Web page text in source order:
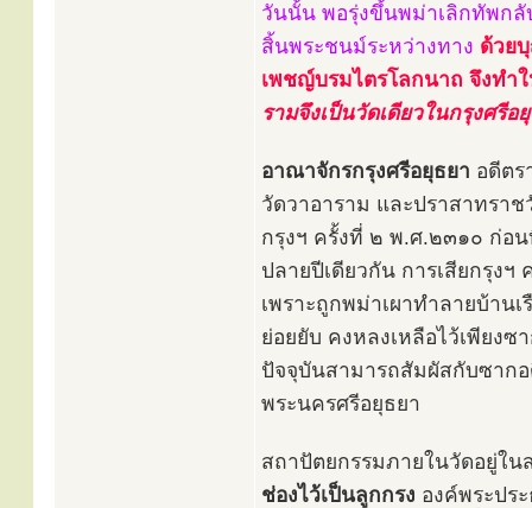
วันนั้น พอรุ่งขึ้นพม่าเลิกทัพกลั
สิ้นพระชนม์ระหว่างทาง ด้วย
เพชญ์บรมไตรโลกนาถ จึงทำ
รามจึงเป็นวัดเดียวในกรุงศรี
อาณาจักรกรุงศรีอยุธยา อดีตร
วัดวาอาราม และปราสาทรา
กรุงฯ ครั้งที่ ๒ พ.ศ.๒๓๑๐ ก่อน
ปลายปีเดียวกัน การเสียกรุง
เพราะถูกพม่าเผาทำลายบ้าน
ย่อยยับ คงหลงเหลือไว้เพียง
ปัจจุบันสามารถสัมผัสกับซากอ
พระนครศรีอยุธยา
สถาปัตยกรรมภายในวัดอยู่ใ
ช่องไว้เป็นลูกกรง องค์พระปร